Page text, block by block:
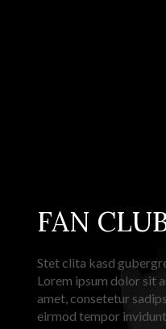
FAN
Stet clita kasd
Lorem ipsum dolor sit
amet, consetetur
eirmod tempor